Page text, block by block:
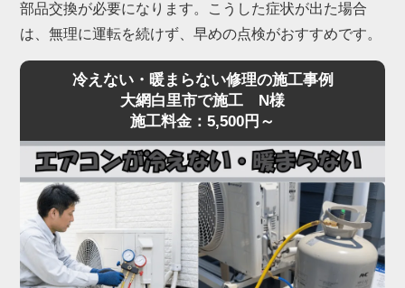
部品交換が必要になります。こうした症状が出た場合
は、無理に運転を続けず、早めの点検がおすすめです。
冷えない・暖まらない修理の施工事例
大網白里市で施工 N様
施工料金：5,500円～